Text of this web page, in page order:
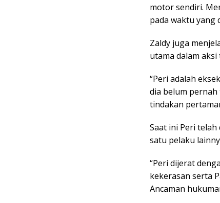
motor sendiri.
pada waktu yang
Zaldy juga
utama dalam
“Peri adalah
dia belum pernah
tindakan
Saat ini Peri
satu pelaku
“Peri dijerat
kekerasan serta
Ancaman